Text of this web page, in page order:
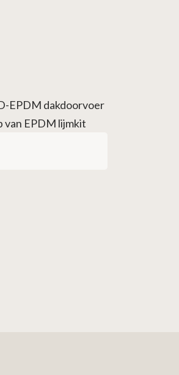
EPDM dakdoorvoer
van EPDM lijmkit